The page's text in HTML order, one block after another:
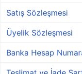
Satış Sözleşmesi
Üyelik Sözleşmesi
Banka Hesap